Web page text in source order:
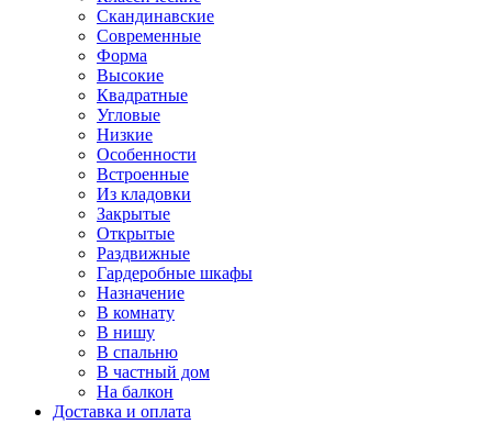
Скандинавские
Современные
Форма
Высокие
Квадратные
Угловые
Низкие
Особенности
Встроенные
Из кладовки
Закрытые
Открытые
Раздвижные
Гардеробные шкафы
Назначение
В комнату
В нишу
В спальню
В частный дом
На балкон
Доставка и оплата